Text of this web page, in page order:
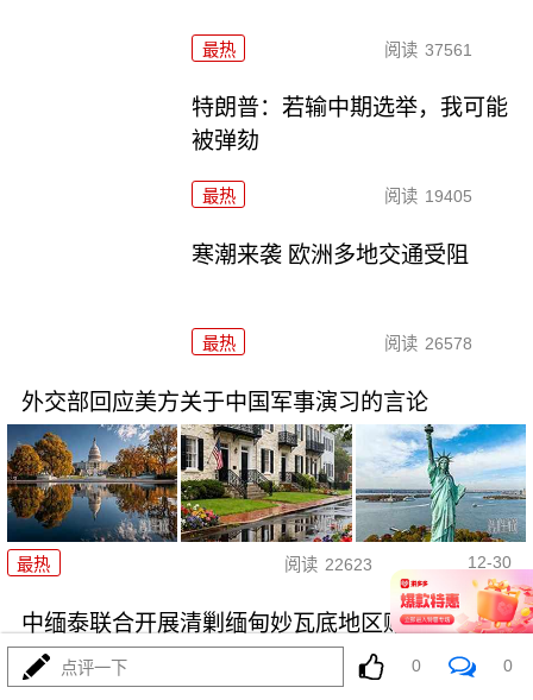
最热 阅读 37561
特朗普：若输中期选举，我可能
被弹劾
最热 阅读 19405
寒潮来袭 欧洲多地交通受阻
最热 阅读 26578
外交部回应美方关于中国军事演习的言论
最热 阅读 22623 12-30
中缅泰联合开展清剿缅甸妙瓦底地区赌诈园区行动
点评一下 0 0